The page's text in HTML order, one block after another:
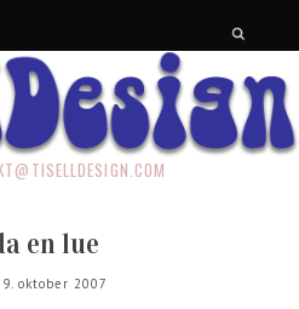
en lue
oktober 2007